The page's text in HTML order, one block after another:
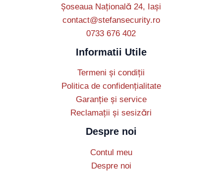
Șoseaua Națională 24, Iași
contact@stefansecurity.ro
0733 676 402
Informatii Utile
Termeni și condiții
Politica de confidențialitate
Garanție și service
Reclamații și sesizări
Despre noi
Contul meu
Despre noi